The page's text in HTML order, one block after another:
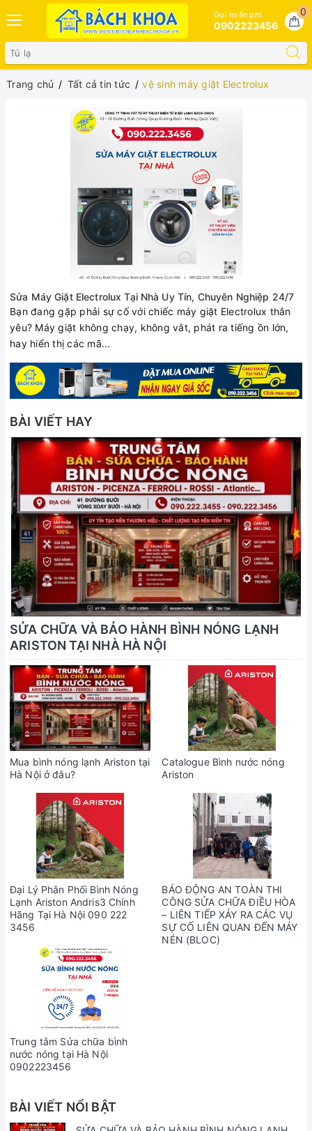
0
Gọi miễn phí
0902223456
Trang chủ Tất cả tin tức vệ sinh máy giặt Electrolux
Sửa Máy Giặt Electrolux Tại Nhà Uy Tín, Chuyên Nghiệp 24/7
Bạn đang gặp phải sự cố với chiếc máy giặt Electrolux thân
yêu? Máy giặt không chạy, không vắt, phát ra tiếng ồn lớn,
hay hiển thị các mã...
BÀI VIẾT HAY
SỬA CHỮA VÀ BẢO HÀNH BÌNH NÓNG LẠNH
ARISTON TẠI NHÀ HÀ NỘI
Mua bình nóng lạnh Ariston tại
Hà Nội ở đâu?
Catalogue Bình nước nóng
Ariston
Đại Lý Phân Phối Bình Nóng
Lạnh Ariston Andris3 Chính
Hãng Tại Hà Nội 090 222
3456
BÁO ĐỘNG AN TOÀN THI
CÔNG SỬA CHỮA ĐIỀU HÒA
– LIÊN TIẾP XẢY RA CÁC VỤ
SỰ CỐ LIÊN QUAN ĐẾN MÁY
NÉN (BLOC)
Trung tâm Sửa chữa bình
nước nóng tại Hà Nội
0902223456
BÀI VIẾT NỔI BẬT